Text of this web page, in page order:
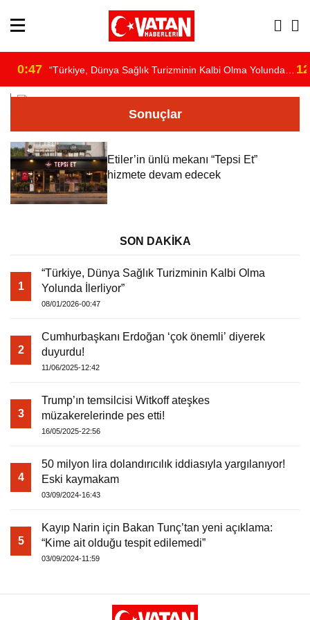
0:47 “Türkiye, Dünya Sağlık Turizminin Kalbi Olma Yolunda
havadurumu.php
on line16
alt="hava"/>
Warning : Attempt to read property
content/themes/theHaberV7/dosyalar/
Sonuçlar
Etiler’in ünlü mekanı “Tepsi Et”
hizmete devam edecek
SON DAKİKA
1
“Türkiye, Dünya Sağlık Turizminin Kalbi Olma
Yolunda İlerliyor”
08/01/2026-00:47
2
Cumhurbaşkanı Erdoğan ‘çok önemli’ diyerek
duyurdu!
11/06/2025-12:42
3
Trump’ın temsilcisi Witkoff ateşkes
müzakerelerinde pes etti!
16/05/2025-22:56
4
50 milyon lira dolandırıcılık iddiasıyla yargılanıyor!
Eski kaymakam
03/09/2024-16:43
5
Kayıp Narin için Bakan Tunç’tan yeni açıklama:
“Kime ait olduğu tespit edilemedi”
03/09/2024-11:59